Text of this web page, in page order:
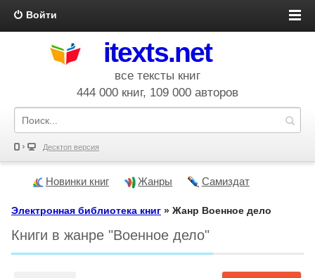
Войти
itexts.net
все тексты книг
444 000 книг, 109 000 авторов
Десктоп версия
Новинки книг Жанры Самиздат
Электронная библиотека книг » Жанр Военное дело
Книги в жанре "Военное дело"